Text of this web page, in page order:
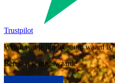
Trustpilot
Weten wat je huidige auto waard is?
Bereken je inruilwaarde